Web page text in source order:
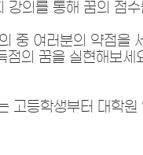
강의를 통해 꿈의 점
중 여러분의 약점을
의 꿈을 실현해보세
고등학생부터 대학